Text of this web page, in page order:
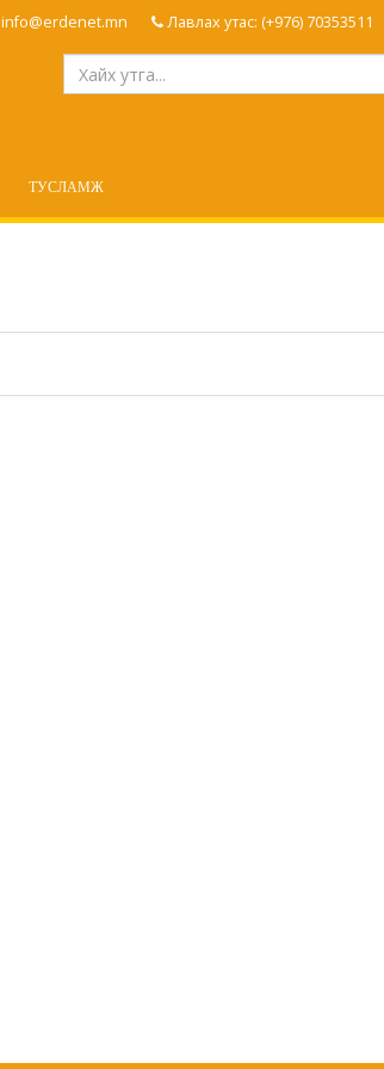
info@erdenet.mn Лавлах утас: (+976) 70353511
ТУСЛАМЖ